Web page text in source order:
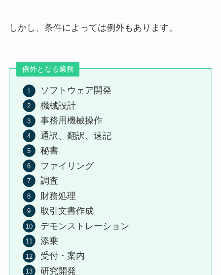
しかし、条件によっては例外もあります。
例外となる業務
ソフトウェア開発
機械設計
事務用機械操作
通訳、翻訳、速記
秘書
ファイリング
調査
財務処理
取引文書作成
デモンストレーション
添乗
受付・案内
研究開発